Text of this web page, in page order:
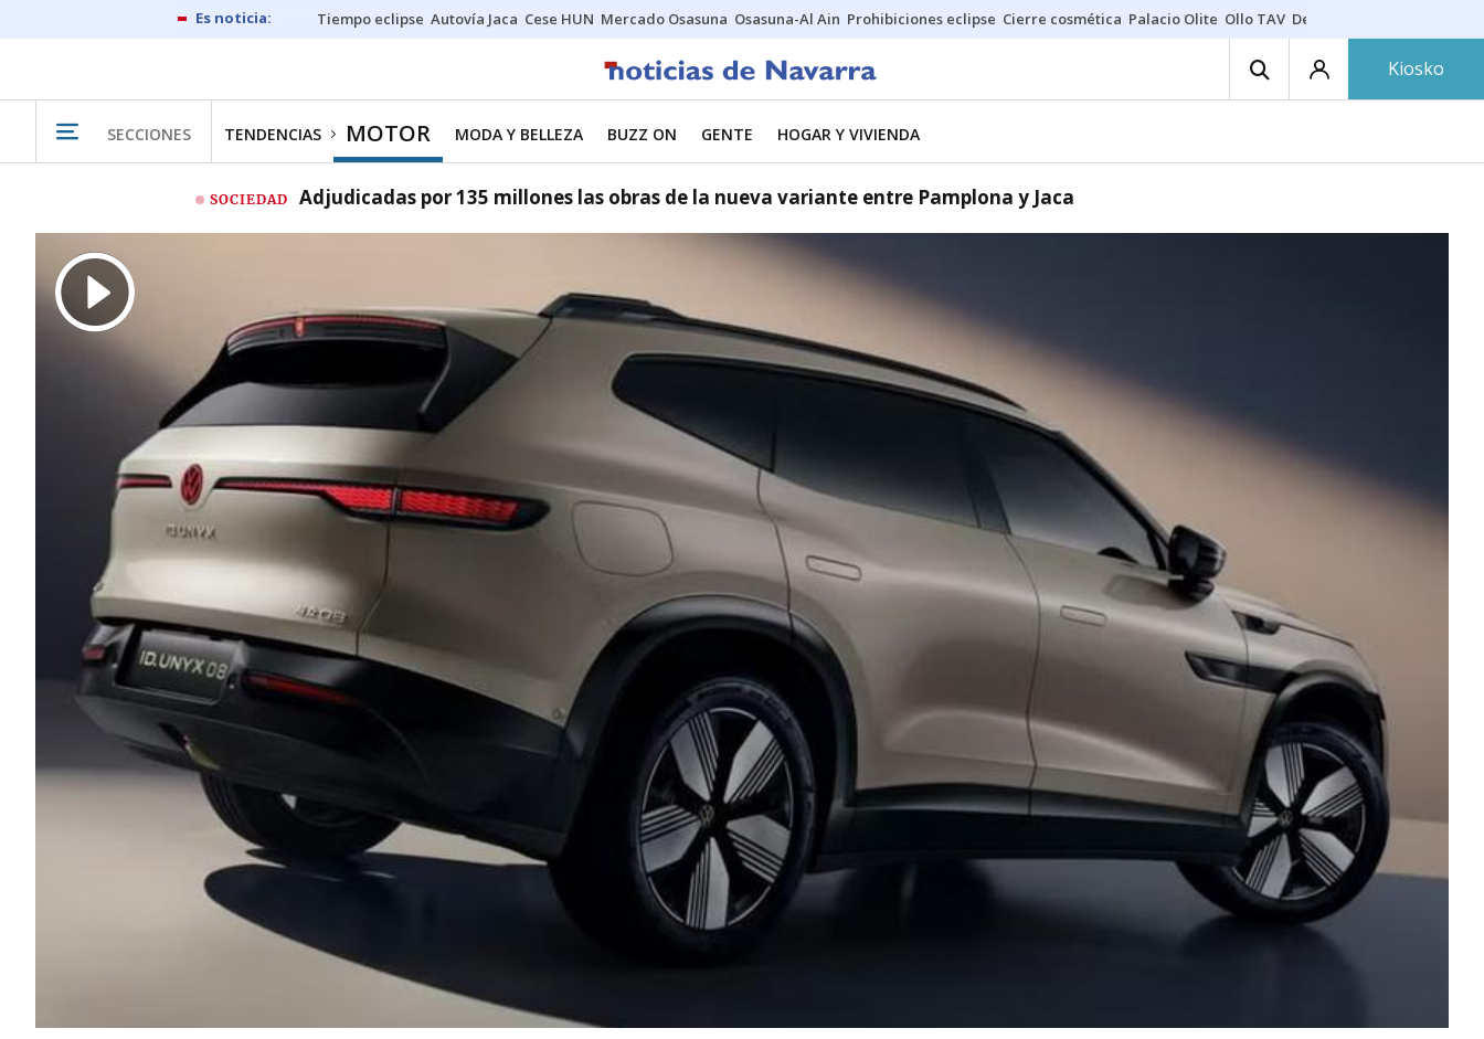
Tiempo eclipse Autovía Jaca Cese HUN Mercado Osasuna Osasuna-Al Ain Prohibiciones eclipse Cierre cosmética Palacio Olite Ollo TAV Derrama vecinos
Kiosko
SECCIONES TENDENCIAS MOTOR MODA Y BELLEZA BUZZ ON GENTE HOGAR Y VIVIENDA
SOCIEDAD Adjudicadas por 135 millones las obras de la nueva variante entre Pamplona y Jaca